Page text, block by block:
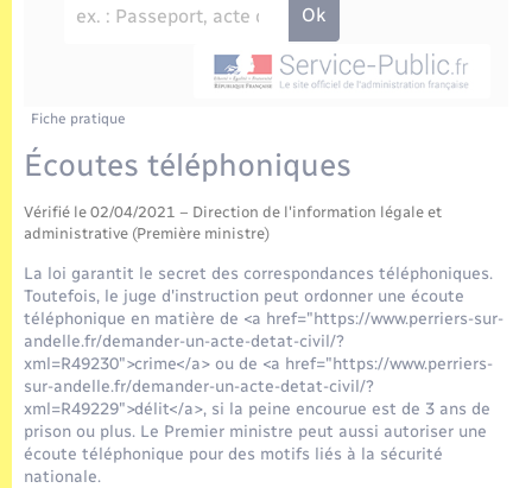
Etat-civil - Papiers - Citoyenneté
Parrainage civil
Loisirs
Nouvel habitant
Numérique
Organisation d’événement
Sécurité - Prévention
Transports scolaires
Travaux - Autorisation d’occupation de l’espace
Plan interactif
Présentation de la commune
Publications
La Communauté de communes
Fiche pratique
Écoutes téléphoniques
Vérifié le 02/04/2021 – Direction de l'information légale et
administrative (Première ministre)
La loi garantit le secret des correspondances téléphoniques.
Toutefois, le juge d'instruction peut ordonner une écoute
téléphonique en matière de <a href="https://www.perriers-sur-
andelle.fr/demander-un-acte-detat-civil/?
xml=R49230">crime</a> ou de <a href="https://www.perriers-
sur-andelle.fr/demander-un-acte-detat-civil/?
xml=R49229">délit</a>, si la peine encourue est de 3 ans de
prison ou plus. Le Premier ministre peut aussi autoriser une
écoute téléphonique pour des motifs liés à la sécurité
nationale.